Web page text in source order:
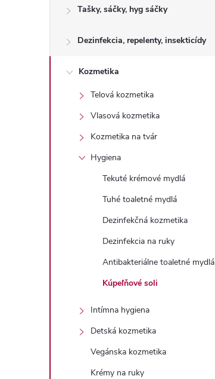
Tašky, sáčky, hyg sáčky
Dezinfekcia, repelenty, insekticídy
Kozmetika
Telová kozmetika
Vlasová kozmetika
Kozmetika na tvár
Hygiena
Tekuté krémové mydlá
Tuhé toaletné mydlá
Dezinfekčná kozmetika
Dezinfekcia na ruky
Antibakteriálne toaletné mydlá
Kúpeľňové soli
Intímna hygiena
Detská kozmetika
Vegánska kozmetika
Krémy na ruky